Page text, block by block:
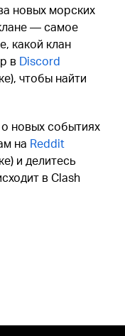
новых морских
— самое
какой клан
в Discord
чтобы найти
новых событиях
на Reddit
и делитесь
в Clash